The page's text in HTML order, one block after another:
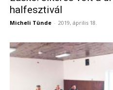
halfesztivál
Micheli Tünde - 2019, április 18.